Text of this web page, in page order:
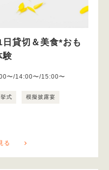
日貸切＆美食*おも
験
〜/14:00〜/15:00〜
式 模擬披露宴
る